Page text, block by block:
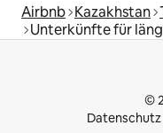
Airbnb Kazakhstan
Unterkünfte für
©
Datenschutz